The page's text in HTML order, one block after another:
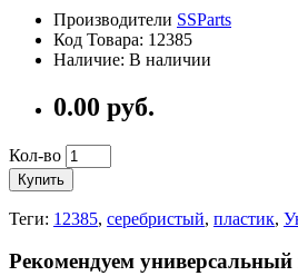
Производители SSParts
Код Товара: 12385
Наличие: В наличии
0.00 руб.
Кол-во
Купить
Теги: 12385, серебристый, пластик,
Рекомендуем